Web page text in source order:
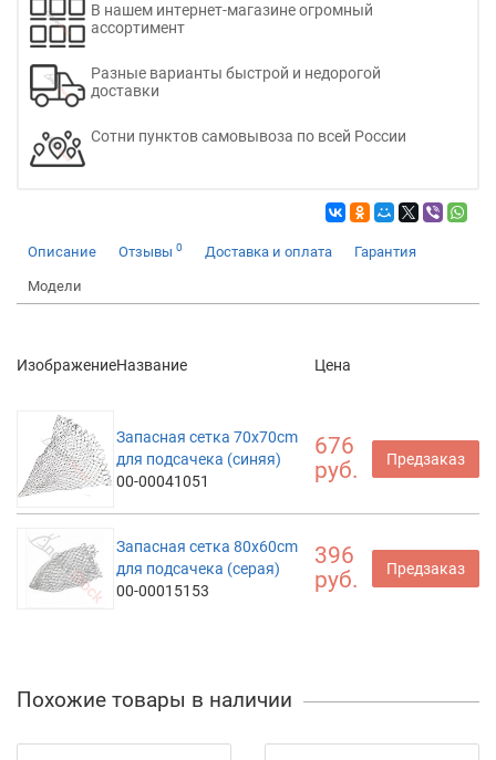
В нашем интернет-магазине огромный
ассортимент
Разные варианты быстрой и недорогой
доставки
Сотни пунктов самовывоза по всей России
Описание Отзывы 0 Доставка и оплата Гарантия
Модели
ИзображениеНазвание Цена
Запасная сетка 70x70cm
для подсачека (синяя)
00-00041051
676
руб.
Предзаказ
Запасная сетка 80x60cm
для подсачека (серая)
00-00015153
396
руб.
Предзаказ
Похожие товары в наличии